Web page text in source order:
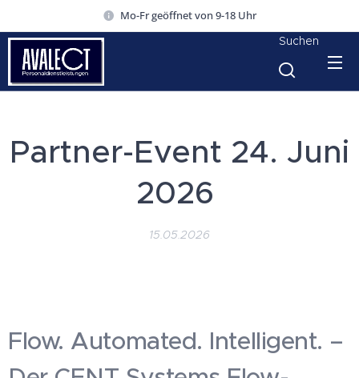
Mo-Fr geöffnet von 9-18 Uhr
Suchen
Partner-Event 24. Juni
2026
15.05.2026
Flow. Automated. Intelligent. –